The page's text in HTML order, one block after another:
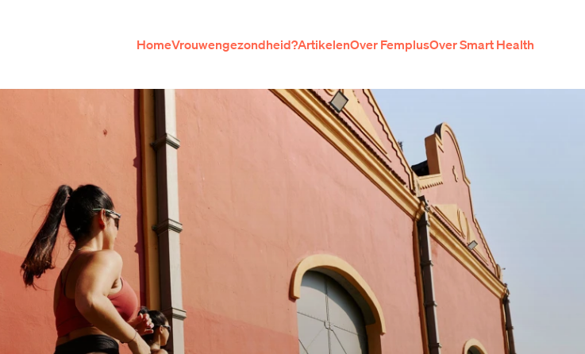
HomeVrouwengezondheid?ArtikelenOver FemplusOver Smart Health